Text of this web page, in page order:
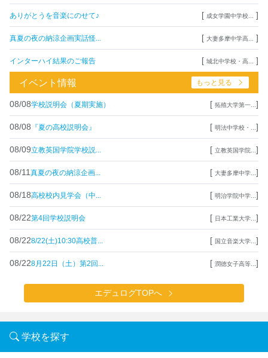
ありがとうを音楽にのせて♪ [ 成女学園中学校... ]
真夏の夜の納涼企画実話怪... [ 大妻多摩中学高... ]
インターハイ結果のご報告 [ 城北中学校・高... ]
イベント情報 もっと見る
08/08学校説明会（夏期実施） [ 拓殖大学第一... ]
08/08 『夏の高校説明会』 [ 明法中学校・... ]
08/09立教英国学院学校説... [ 立教英国学院... ]
08/11 真夏の夜の納涼企画... [ 大妻多摩中学... ]
08/18高校校内見学会（中... [ 明治学院中学... ]
08/22第4回学校説明会 [ 日本工業大学... ]
08/228/22(土)10:30高校普... [ 国立音楽大学... ]
08/228月22日（土）第2回... [ 潤徳女子高等... ]
エデュログTOPへ
学校を探す